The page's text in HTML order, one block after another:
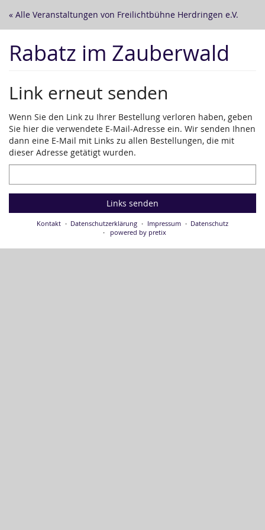
Zum
springen
« Alle Veranstaltungen von Freilichtbühne Herdringen e.V.
Rabatz im Zauberwald
Link erneut senden
Wenn Sie den Link zu Ihrer Bestellung verloren haben, geben
Sie hier die verwendete E-Mail-Adresse ein. Wir senden Ihnen
dann eine E-Mail mit Links zu allen Bestellungen, die mit
dieser Adresse getätigt wurden.
Mail
Links senden
Kontakt Datenschutzerklärung Impressum
Datenschutz
powered by pretix